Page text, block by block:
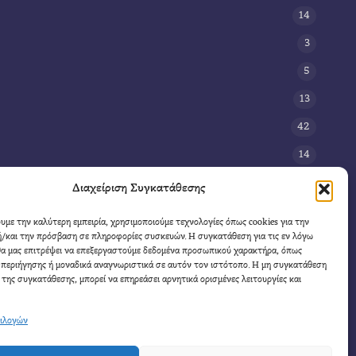
Διαχείριση Συγκατάθεσης
την καλύτερη εμπειρία, χρησιμοποιούμε τεχνολογίες όπως cookies για την
και την πρόσβαση σε πληροφορίες συσκευών. Η συγκατάθεση για τις εν λόγω
μας επιτρέψει να επεξεργαστούμε δεδομένα προσωπικού χαρακτήρα, όπως
ή μοναδικά αναγνωριστικά σε αυτόν τον ιστότοπο. Η μη συγκατάθεση
συγκατάθεσης, μπορεί να επηρεάσει αρνητικά ορισμένες λειτουργίες και
14
3
5
13
42
14
11
4